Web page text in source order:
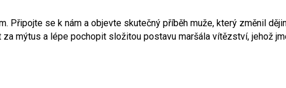
Připojte se k nám a objevte skutečný příběh muže, který změnil
mýtus a lépe pochopit složitou postavu maršála vítězství, jehož